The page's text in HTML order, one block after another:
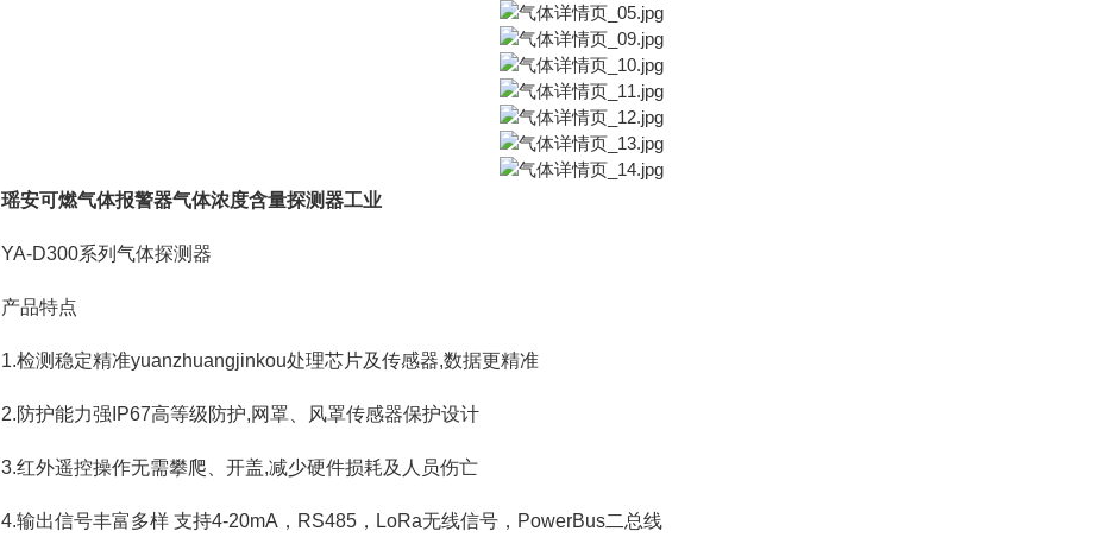
瑶安可燃气体报警器气体浓度含量探测器工业
YA-D300系列气体探测器
产品特点
1.检测稳定精准yuanzhuangjinkou处理芯片及传感器,数据更精准
2.防护能力强IP67高等级防护,网罩、风罩传感器保护设计
3.红外遥控操作无需攀爬、开盖,减少硬件损耗及人员伤亡
4.输出信号丰富多样 支持4-20mA，RS485，LoRa无线信号，PowerBus二总线